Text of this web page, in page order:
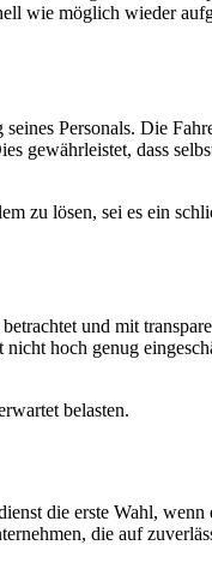
wie möglich wieder
Personals. Die
gewährleistet, dass
zu lösen, sei es ein
und mit
hoch genug
belasten.
die erste Wahl,
die auf